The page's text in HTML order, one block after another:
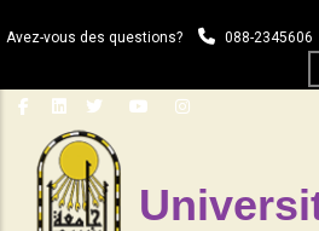
au
principal
Avez-vous des questions? 088-2345606